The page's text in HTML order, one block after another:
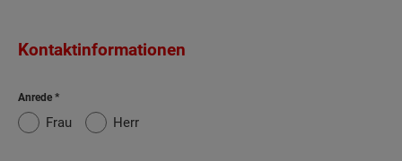
Kontaktinformationen
Anrede
Frau Herr